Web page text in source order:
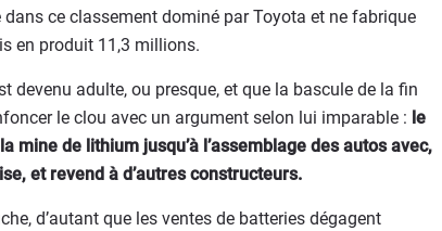
dans ce classement dominé par Toyota et ne fabrique
en produit 11,3 millions.
devenu adulte, ou presque, et que la bascule de la fin
le clou avec un argument selon lui imparable : le
mine de lithium jusqu’à l’assemblage des autos avec,
et revend à d’autres constructeurs.
d’autant que les ventes de batteries dégagent